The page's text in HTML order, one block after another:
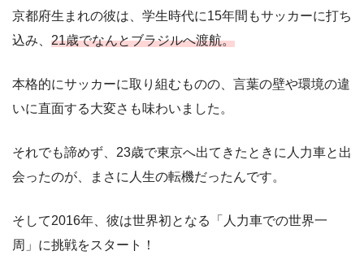
京都府生まれの彼は、学生時代に15年間もサッカーに打ち
込み、 21歳でなんとブラジルへ渡航。
本格的にサッカーに取り組むものの、言葉の壁や環境の違
いに直面する大変さも味わいました。
それでも諦めず、23歳で東京へ出てきたときに人力車と出
会ったのが、まさに人生の転機だったんです。
そして2016年、彼は世界初となる「人力車での世界一
周」に挑戦をスタート！